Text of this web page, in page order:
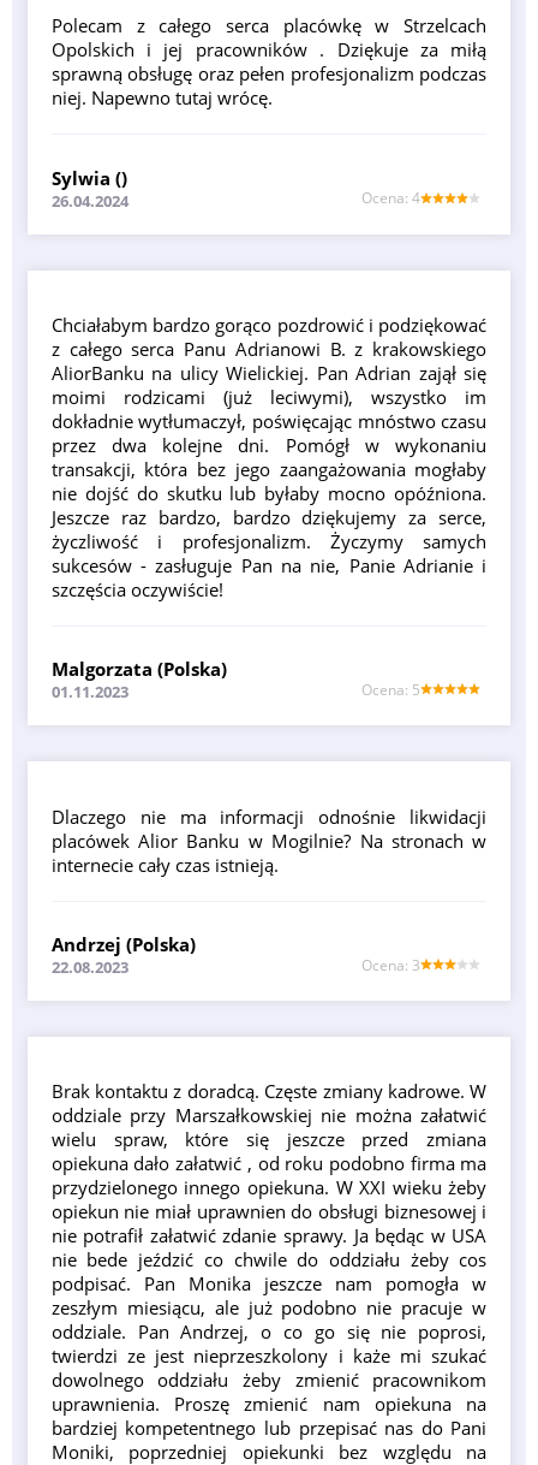
Polecam z całego serca placówkę w Strzelcach
Opolskich i jej pracowników . Dziękuje za miłą
sprawną obsługę oraz pełen profesjonalizm podczas
niej. Napewno tutaj wrócę.
Sylwia ()
26.04.2024 Оcena: 4
Chciałabym bardzo gorąco pozdrowić i podziękować
z całego serca Panu Adrianowi B. z krakowskiego
AliorBanku na ulicy Wielickiej. Pan Adrian zajął się
moimi rodzicami (już leciwymi), wszystko im
dokładnie wytłumaczył, poświęcając mnóstwo czasu
przez dwa kolejne dni. Pomógł w wykonaniu
transakcji, która bez jego zaangażowania mogłaby
nie dojść do skutku lub byłaby mocno opóźniona.
Jeszcze raz bardzo, bardzo dziękujemy za serce,
życzliwość i profesjonalizm. Życzymy samych
sukcesów - zasługuje Pan na nie, Panie Adrianie i
szczęścia oczywiście!
Malgorzata (Polska)
01.11.2023 Оcena: 5
Dlaczego nie ma informacji odnośnie likwidacji
placówek Alior Banku w Mogilnie? Na stronach w
internecie cały czas istnieją.
Andrzej (Polska)
22.08.2023 Оcena: 3
Brak kontaktu z doradcą. Częste zmiany kadrowe. W
oddziale przy Marszałkowskiej nie można załatwić
wielu spraw, które się jeszcze przed zmiana
opiekuna dało załatwić , od roku podobno firma ma
przydzielonego innego opiekuna. W XXI wieku żeby
opiekun nie miał uprawnien do obsługi biznesowej i
nie potrafił załatwić zdanie sprawy. Ja będąc w USA
nie bede jeździć co chwile do oddziału żeby cos
podpisać. Pan Monika jeszcze nam pomogła w
zeszłym miesiącu, ale już podobno nie pracuje w
oddziale. Pan Andrzej, o co go się nie poprosi,
twierdzi ze jest nieprzeszkolony i każe mi szukać
dowolnego oddziału żeby zmienić pracownikom
uprawnienia. Proszę zmienić nam opiekuna na
bardziej kompetentnego lub przepisać nas do Pani
Moniki, poprzedniej opiekunki bez względu na